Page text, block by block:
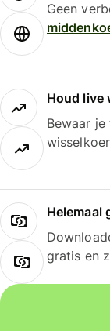
Geen
Houd live
Bewaar
Helemaal
gratis en